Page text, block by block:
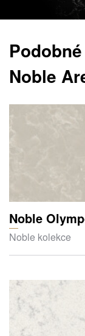
Noble
Noble
Noble kolekce